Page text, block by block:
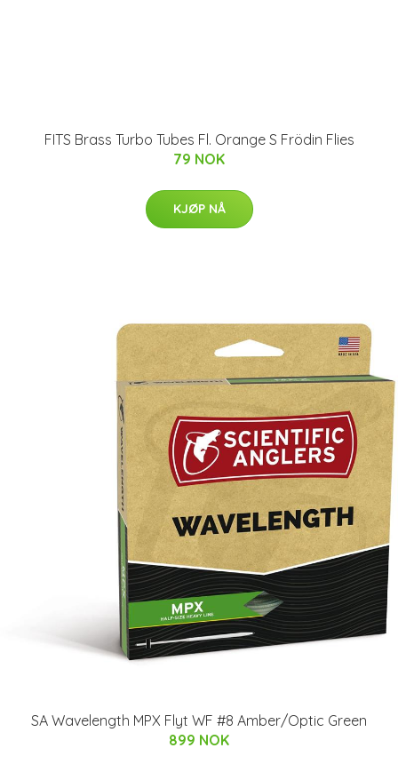
FITS Brass Turbo Tubes Fl. Orange S Frödin Flies
79 NOK
KJØP NÅ
SA Wavelength MPX Flyt WF #8 Amber/Optic Green
899 NOK